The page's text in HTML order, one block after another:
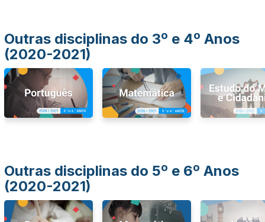
Outras disciplinas do 3º e 4º Anos
(2020-2021)
Outras disciplinas do 5º e 6º Anos
(2020-2021)